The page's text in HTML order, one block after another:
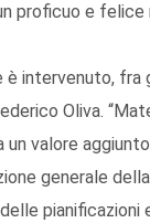
proficuo e
è intervenuto, fra
Oliva.
un valore
generale